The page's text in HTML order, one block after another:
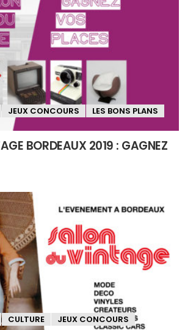
JEUX CONCOURS
LES BONS PLANS
BORDEAUX 2019 : GAGNEZ
CULTURE
JEUX CONCOURS